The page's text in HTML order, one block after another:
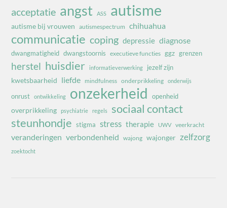
acceptatie angst ASS autisme
autisme bij vrouwen autismespectrum chihuahua
communicatie coping depressie diagnose
dwangmatigheid dwangstoornis executieve functies ggz grenzen
herstel huisdier informatieverwerking jezelf zijn
kwetsbaarheid liefde mindfulness onderprikkeling onderwijs
onrust ontwikkeling onzekerheid openheid
overprikkeling psychiatrie regels
sociaal contact
steunhondje stigma stress therapie UWV veerkracht
veranderingen verbondenheid wajong wajonger zelfzorg
zoektocht